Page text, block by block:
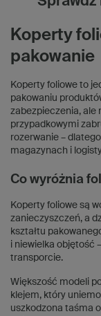
Koperty
pakowanie
Koperty foliowe to
pakowaniu
zabezpieczenia, ale
przypadkowymi
rozerwanie –
magazynach i
Co wyróżnia
Koperty foliowe są
zanieczyszczeń, a
kształtu
i niewielka objętość
transporcie.
Większość modeli
klejem, który
uszkodzona taśma